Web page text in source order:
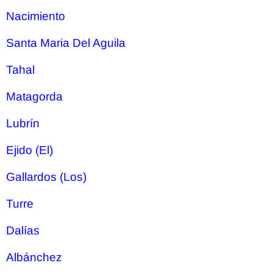
Nacimiento
Santa Maria Del Aguila
Tahal
Matagorda
Lubrín
Ejido (El)
Gallardos (Los)
Turre
Dalías
Albánchez